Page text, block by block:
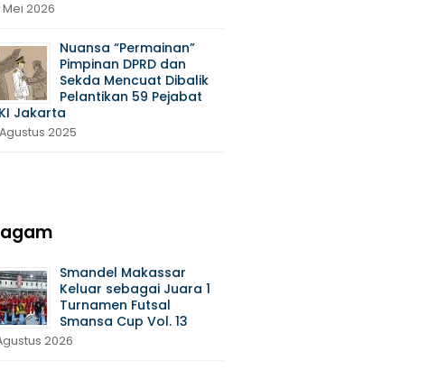
Mei 2026
Nuansa “Permainan”
Pimpinan DPRD dan
Sekda Mencuat Dibalik
Pelantikan 59 Pejabat
Jakarta
Agustus 2025
Smandel Makassar
Keluar sebagai Juara 1
Turnamen Futsal
Smansa Cup Vol. 13
2026